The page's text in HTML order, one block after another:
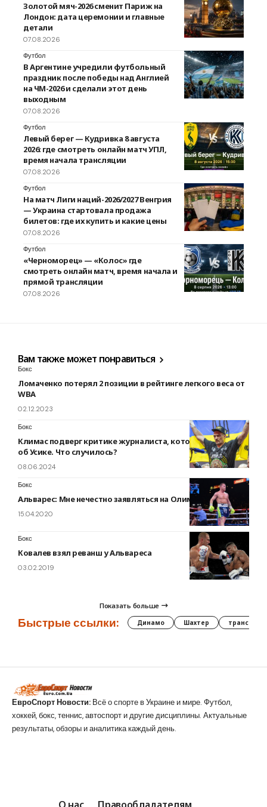
Золотой мяч-2026 сменит Париж на
Лондон: дата церемонии и главные
детали
07.08.2026
Футбол
В Аргентине учредили футбольный
праздник после победы над Англией
на ЧМ-2026 и сделали этот день
выходным
07.08.2026
Футбол
Левый берег — Кудривка 8 августа
2026: где смотреть онлайн матч УПЛ,
время начала трансляции
07.08.2026
Футбол
На матч Лиги наций-2026/2027 Венгрия
— Украина стартовала продажа
билетов: где их купить и какие цены
07.08.2026
Футбол
«Черноморец» — «Колос» где
смотреть онлайн матч, время начала и
прямой трансляции
07.08.2026
Вам также может понравиться
Бокс
Ломаченко потерял 2 позиции в рейтинге легкого веса от
WBA
02.12.2023
Бокс
Климас подверг критике журналиста, который написал
об Усике. Что случилось?
08.06.2024
Бокс
Альварес: Мне нечестно заявляться на Олимпиаду
15.04.2020
Бокс
Ковалев взял реванш у Альвареса
03.02.2019
Показать больше
Быстрые ссылки: Динамо Шахтер трансферы
ЕвроСпорт Новости: Всё о спорте в Украине и мире. Футбол,
хоккей, бокс, теннис, автоспорт и другие дисциплины. Актуальные
результаты, обзоры и аналитика каждый день.